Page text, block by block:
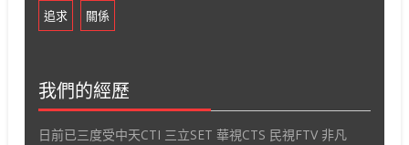
追求 關係
我們的經歷
日前已三度受中天CTI 三立SET 華視CTS 民視FTV 非凡